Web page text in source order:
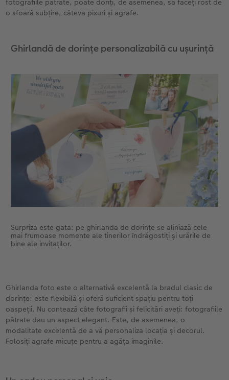
fotografiile pătrate, poate doriți, de asemenea, să faceți rost de
o sfoară subțire, câteva pixuri și agrafe.
Ghirlandă de dorințe personalizabilă cu ușurință
Surpriza este gata: pe ghirlanda de dorințe se aliniază cele
mai frumoase momente ale tinerilor îndrăgostiți și urările de
bine ale invitaților.
Ghirlanda foto este o alternativă excelentă la bradul clasic de
dorințe: este flexibilă și oferă suficient spațiu pentru toți
oaspeții. Nu contează câte fotografii și felicitări aveți: fotografiile
pătrate dau un aspect elegant. Este, de asemenea, o
modalitate excelentă de a vă personaliza locația și decorul.
Folosiți agrafe micuțe pentru a agăța imaginile.